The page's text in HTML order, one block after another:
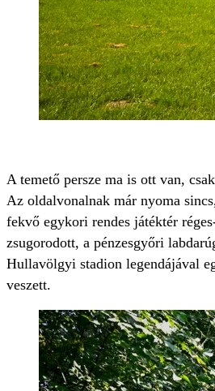
A temető persze ma is ott van,
Az oldalvonalnak már nyoma
fekvő egykori rendes játéktér
zsugorodott, a pénzesgyőri
Hullavölgyi stadion legendájával
veszett.